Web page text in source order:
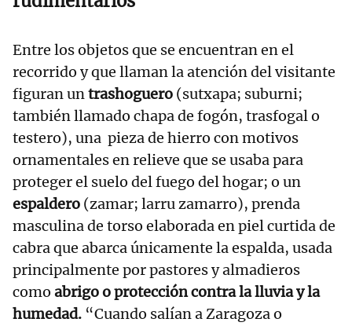
Entre los objetos que se encuentran en el
recorrido y que llaman la atención del visitante
figuran untrashoguero (sutxapa; suburni;
también llamado chapa de fogón, trasfogal o
testero), una pieza de hierro con motivos
ornamentales en relieve que se usaba para
proteger el suelo del fuego del hogar; o un
espaldero (zamar; larru zamarro), prenda
masculina de torso elaborada en piel curtida de
cabra que abarca únicamente la espalda, usada
principalmente por pastores y almadieros
como abrigo o protección contra la lluvia y la
humedad. “Cuando salían a Zaragoza o